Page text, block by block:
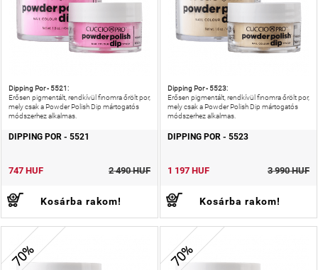
Dipping Por - 5521:
Erősen pigmentált, rendkívül finomra őrölt por,
mely csak a Powder Polish Dip mártogatós
módszerhez alkalmas.
DIPPING POR - 5521
747 HUF 2 490 HUF
Kosárba rakom!
Dipping Por - 5523:
Erősen pigmentált, rendkívül finomra őrölt por,
mely csak a Powder Polish Dip mártogatós
módszerhez alkalmas.
DIPPING POR - 5523
1 197 HUF 3 990 HUF
Kosárba rakom!
70% 70%